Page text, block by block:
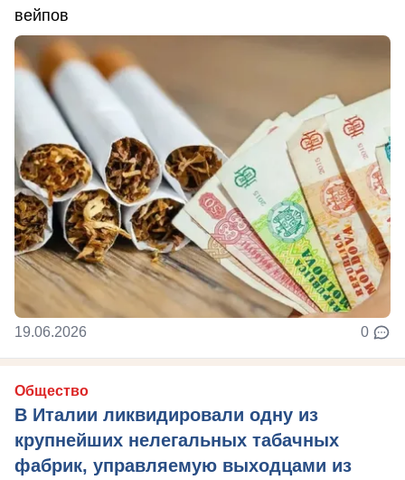
вейпов
19.06.2026 0
Общество
В Италии ликвидировали одну из
крупнейших нелегальных табачных
фабрик, управляемую выходцами из